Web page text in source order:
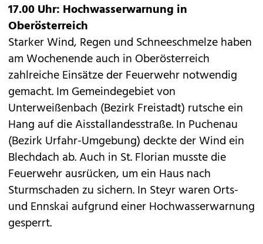
17.00 Uhr: Hochwasserwarnung in
Oberösterreich
Starker Wind, Regen und Schneeschmelze haben
am Wochenende auch in Oberösterreich
zahlreiche Einsätze der Feuerwehr notwendig
gemacht. Im Gemeindegebiet von
Unterweißenbach (Bezirk Freistadt) rutsche ein
Hang auf die Aisstallandesstraße. In Puchenau
(Bezirk Urfahr-Umgebung) deckte der Wind ein
Blechdach ab. Auch in St. Florian musste die
Feuerwehr ausrücken, um ein Haus nach
Sturmschaden zu sichern. In Steyr waren Orts-
und Ennskai aufgrund einer Hochwasserwarnung
gesperrt.